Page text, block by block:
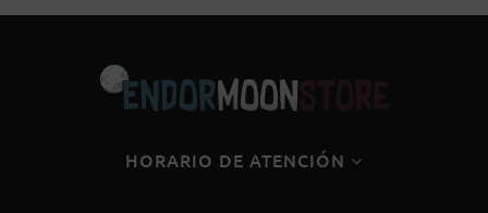
HORARIO DE ATENCIÓN